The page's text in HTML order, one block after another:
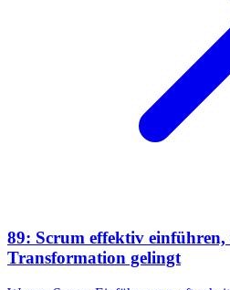
89: Scrum effektiv
Transformation gelingt